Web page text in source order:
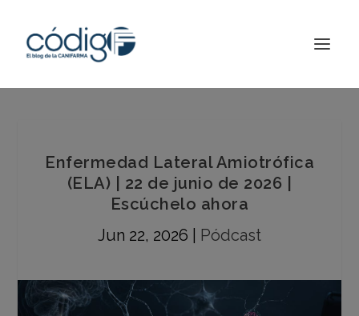
Enfermedad Lateral Amiotrófica
(ELA) | 22 de junio de 2026 |
Escúchelo ahora
Jun 22, 2026
Pódcast